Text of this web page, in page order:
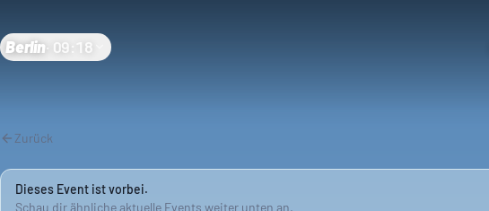
Berlin 09:18
Zurück
Dieses Event ist vorbei.
Schau dir ähnliche aktuelle Events weiter unten an.